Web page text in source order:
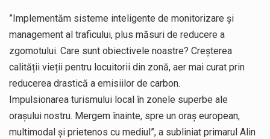
”Implementăm sisteme inteligente de monitorizare și
management al traficului, plus măsuri de reducere a
zgomotului. Care sunt obiectivele noastre? Creșterea
calității vieții pentru locuitorii din zonă, aer mai curat prin
reducerea drastică a emisiilor de carbon.
Impulsionarea turismului local în zonele superbe ale
orașului nostru. Mergem înainte, spre un oraș european,
multimodal și prietenos cu mediul”, a subliniat primarul Alin